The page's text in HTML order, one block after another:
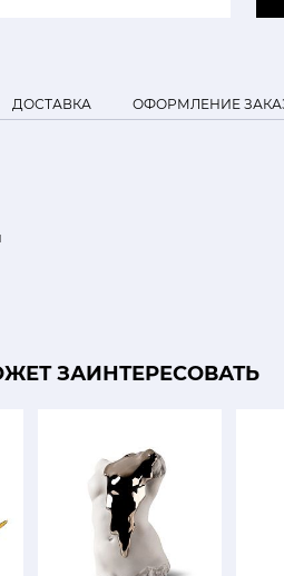
ДОСТАВКА ОФОРМЛЕНИЕ
ЗАИНТЕРЕСОВАТЬ